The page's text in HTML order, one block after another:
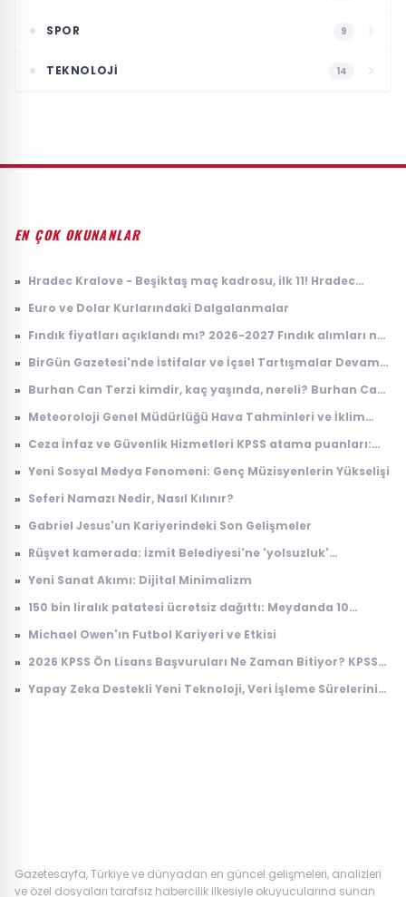
SPOR 9
TEKNOLOJI 14
EN ÇOK OKUNANLAR
» Hradec Kralove - Beşiktaş maç kadrosu, ilk 11! Hradec
» Euro ve Dolar Kurlarındaki Dalgalanmalar
» Fındık fiyatları açıklandı mı? 2026-2027 Fındık alımları ne
» BirGün Gazetesi'nde İstifalar ve İçsel Tartışmalar Devam
» Burhan Can Terzi kimdir, kaç yaşında, nereli? Burhan Can
» Meteoroloji Genel Müdürlüğü Hava Tahminleri ve İklim
» Ceza İnfaz ve Güvenlik Hizmetleri KPSS atama puanları:
» Yeni Sosyal Medya Fenomeni: Genç Müzisyenlerin Yükselişi
» Seferi Namazı Nedir, Nasıl Kılınır?
» Gabriel Jesus'un Kariyerindeki Son Gelişmeler
» Rüşvet kamerada: İzmit Belediyesi'ne 'yolsuzluk'
» Yeni Sanat Akımı: Dijital Minimalizm
» 150 bin liralık patatesi ücretsiz dağıttı: Meydanda 10
» Michael Owen'ın Futbol Kariyeri ve Etkisi
» 2026 KPSS Ön Lisans Başvuruları Ne Zaman Bitiyor? KPSS
» Yapay Zeka Destekli Yeni Teknoloji, Veri İşleme Sürelerini
Gazetesayfa, Türkiye ve dünyadan en güncel gelişmeleri, analizleri
ve özel dosyaları tarafsız habercilik ilkesiyle okuyucularına sunan